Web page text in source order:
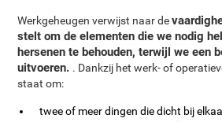
Werkgeheugen verwijst naar de
stelt om de elementen die we nodig
hersenen te behouden, terwijl we een
uitvoeren. . Dankzij het werk- of
staat om:
twee of meer dingen die dicht bij